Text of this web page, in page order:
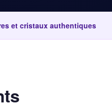
et cristaux authentiques